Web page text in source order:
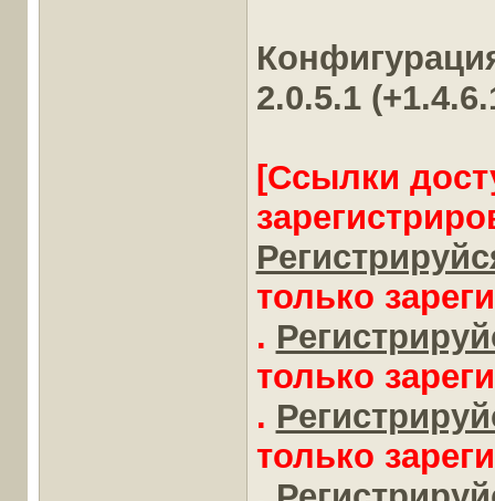
2.0.5.1
[Ссылки
только
.
только
.
только